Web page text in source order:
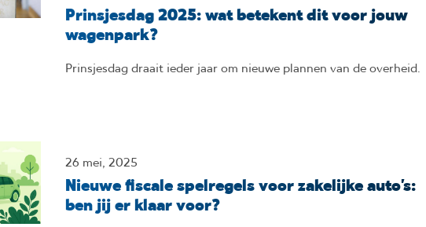
Prinsjesdag 2025: wat betekent dit voor jouw
wagenpark?
Prinsjesdag draait ieder jaar om nieuwe plannen van de overheid.
26 mei, 2025
Nieuwe fiscale spelregels voor zakelijke auto’s:
ben jij er klaar voor?